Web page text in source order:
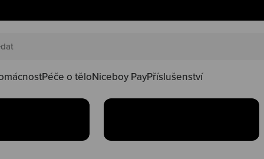
Péče o těloNiceboy PayPříslušenství
happy
ve
Oblíbené produkty teď
Koupit